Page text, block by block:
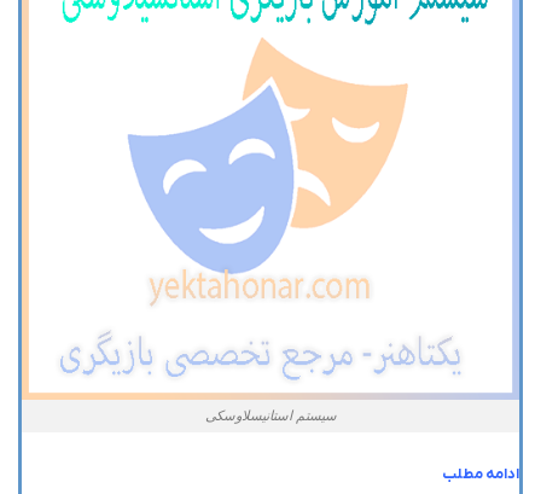
سیستم استانیسلاوسکی
ادامه مطلب